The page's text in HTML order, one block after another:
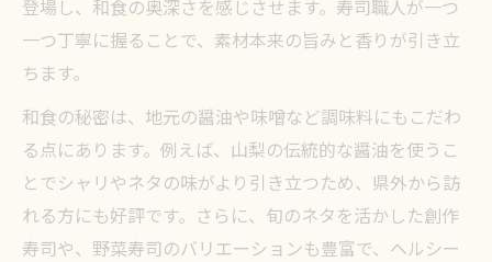
登場し、和食の奥深さを感じさせます。寿司職人が一つ
一つ丁寧に握ることで、素材本来の旨みと香りが引き立
ちます。
和食の秘密は、地元の醤油や味噌など調味料にもこだわ
る点にあります。例えば、山梨の伝統的な醤油を使うこ
とでシャリやネタの味がより引き立つため、県外から訪
れる方にも好評です。さらに、旬のネタを活かした創作
寿司や、野菜寿司のバリエーションも豊富で、ヘルシー